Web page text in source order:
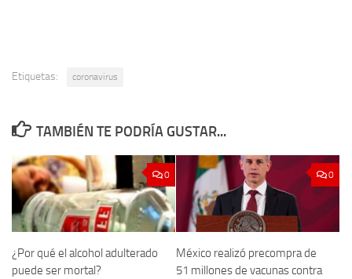
Etiquetas: coronavirus
TAMBIÉN TE PODRÍA GUSTAR...
0
¿Por qué el alcohol adulterado
puede ser mortal?
0
México realizó precompra de
51 millones de vacunas contra